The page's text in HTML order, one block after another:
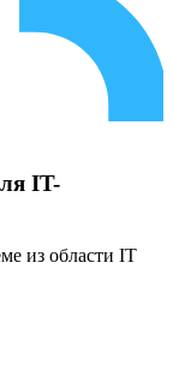
IT-
из области IT